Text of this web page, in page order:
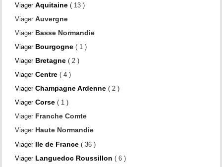
Viager Aquitaine( 13 )
Viager Auvergne
Viager Basse Normandie
Viager Bourgogne( 1 )
Viager Bretagne( 2 )
Viager Centre( 4 )
Viager Champagne Ardenne( 2 )
Viager Corse( 1 )
Viager Franche Comte
Viager Haute Normandie
Viager Ile de France( 36 )
Viager Languedoc Roussillon ( 6 )